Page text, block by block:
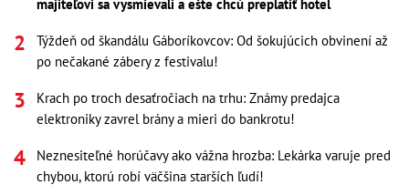
majiteľovi sa vysmievali a ešte chcú preplatiť hotel
Týždeň od škandálu Gáboríkovcov: Od šokujúcich obvinení až
po nečakané zábery z festivalu!
Krach po troch desaťročiach na trhu: Známy predajca
elektroniky zavrel brány a mieri do bankrotu!
Neznesiteľné horúčavy ako vážna hrozba: Lekárka varuje pred
chybou, ktorú robí väčšina starších ľudí!